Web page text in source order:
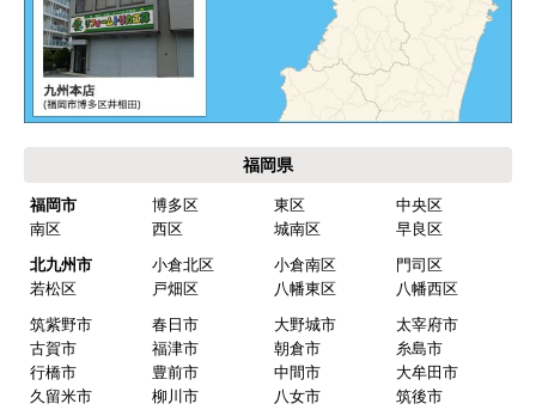
福岡県
福岡市 博多区 東区
中央区
南区
西区 城南区
早良区
北九州市
小倉北区 小倉南区
門司区
若松区
戸畑区 八幡東区
八幡西区
筑紫野市
春日市 大野城市
太宰府市
古賀市
福津市 朝倉市
糸島市
行橋市
豊前市 中間市
大牟田市
久留米市
柳川市 八女市
筑後市